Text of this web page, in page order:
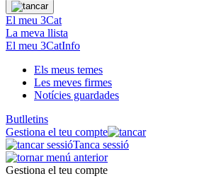
El meu 3Cat
La meva llista
El meu 3CatInfo
Els meus temes
Les meves firmes
Notícies guardades
Butlletins
Gestiona el teu compte
Tanca sessió
Gestiona el teu compte